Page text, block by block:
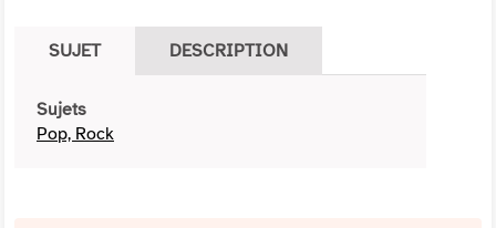
SUJET DESCRIPTION
Sujets
Pop, Rock